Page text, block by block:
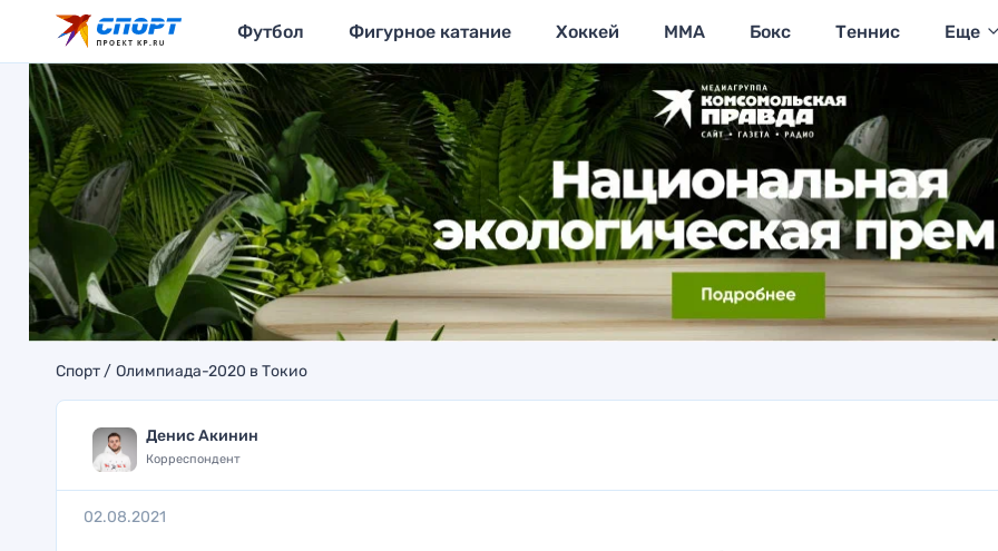
Футбол Фигурное катание Хоккей MMA Бокс Теннис Еще
Спорт Олимпиада-2020 в Токио
Денис Акинин
Корреспондент
02.08.2021